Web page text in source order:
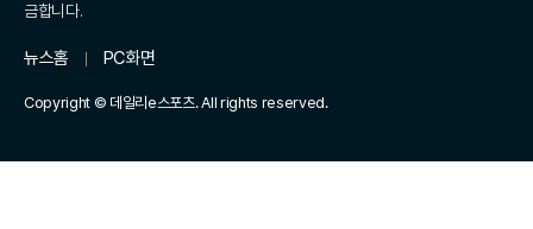
금합니다.
뉴스홈 PC화면
Copyright © 데일리e스포츠. All rights reserved.